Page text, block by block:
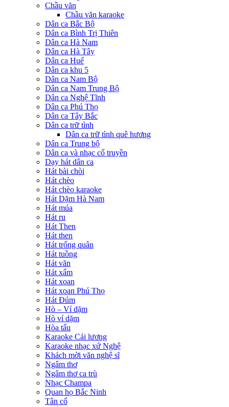
Chầu văn
Chầu văn karaoke
Dân ca Bắc Bộ
Dân ca Bình Trị Thiên
Dân ca Hà Nam
Dân ca Hà Tây
Dân ca Huế
Dân ca khu 5
Dân ca Nam Bộ
Dân ca Nam Trung Bộ
Dân ca Nghệ Tĩnh
Dân ca Phú Thọ
Dân ca Tây Bắc
Dân ca trữ tình
Dân ca trữ tình quê hương
Dân ca Trung bộ
Dân ca và nhạc cổ truyền
Dạy hát dân ca
Hát bài chòi
Hát chèo
Hát chèo karaoke
Hát Dặm Hà Nam
Hát múa
Hát ru
Hát Then
Hát then
Hát trống quân
Hát tuồng
Hát văn
Hát xẩm
Hát xoan
Hát xoan Phú Thọ
Hát Đúm
Hò – Ví dặm
Hò ví dặm
Hòa tấu
Karaoke Cải lương
Karaoke nhạc xứ Nghệ
Khách mời văn nghệ sĩ
Ngâm thơ
Ngâm thơ ca trù
Nhạc Champa
Quan họ Bắc Ninh
Tân cổ